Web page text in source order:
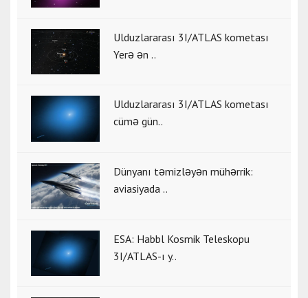
Ulduzlararası 3I/ATLAS kometası
Yerə ən ..
Ulduzlararası 3I/ATLAS kometası
cümə gün..
Dünyanı təmizləyən mühərrik:
aviasiyada ..
ESA: Habbl Kosmik Teleskopu
3I/ATLAS-ı y..